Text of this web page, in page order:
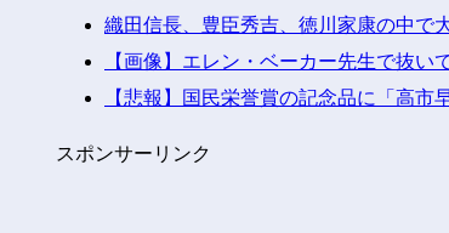
織田信長、豊臣秀吉、徳川家康の中で
【画像】エレン・ベーカー先生で抜い
【悲報】国民栄誉賞の記念品に「高
スポンサーリンク